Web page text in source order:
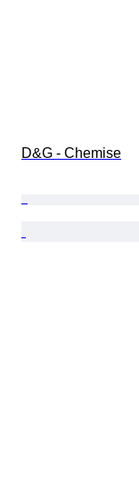
D&G - Chemise